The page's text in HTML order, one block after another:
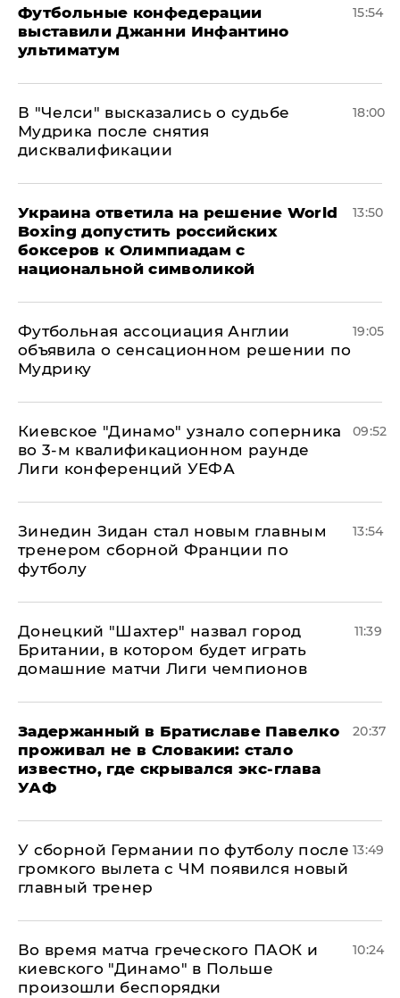
Футбольные конфедерации
выставили Джанни Инфантино
ультиматум
15:54
В "Челси" высказались о судьбе
Мудрика после снятия
дисквалификации
18:00
Украина ответила на решение World
Boxing допустить российских
боксеров к Олимпиадам с
национальной символикой
13:50
Футбольная ассоциация Англии
объявила о сенсационном решении по
Мудрику
19:05
Киевское "Динамо" узнало соперника
во 3-м квалификационном раунде
Лиги конференций УЕФА
09:52
Зинедин Зидан стал новым главным
тренером сборной Франции по
футболу
13:54
Донецкий "Шахтер" назвал город
Британии, в котором будет играть
домашние матчи Лиги чемпионов
11:39
Задержанный в Братиславе Павелко
проживал не в Словакии: стало
известно, где скрывался экс-глава
УАФ
20:37
У сборной Германии по футболу после
громкого вылета с ЧМ появился новый
главный тренер
13:49
Во время матча греческого ПАОК и
киевского "Динамо" в Польше
произошли беспорядки
10:24